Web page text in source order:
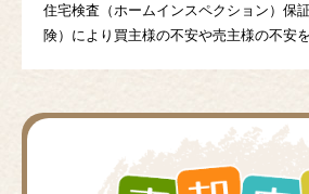
住宅検査（ホームインスペクション）保
険）により買主様の不安や売主様の不安